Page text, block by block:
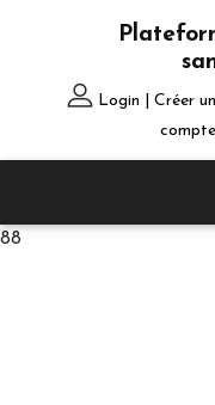
Login | Créer un
compte
88